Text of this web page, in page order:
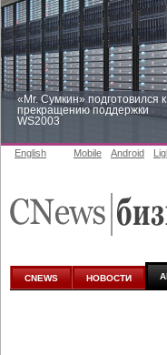
«Mr. Сумкин» подготовился к
прекращению поддержки
WS2003
аналитике
English Mobile Android
CNEWS НОВОСТИ